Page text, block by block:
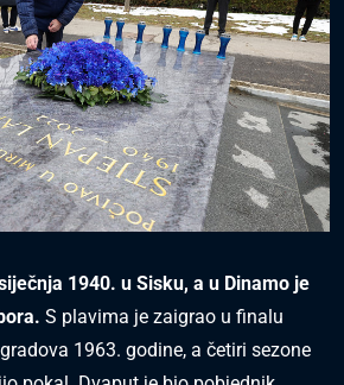
1940. u Sisku, a u Dinamo je
S plavima je zaigrao u finalu
1963. godine, a četiri sezone